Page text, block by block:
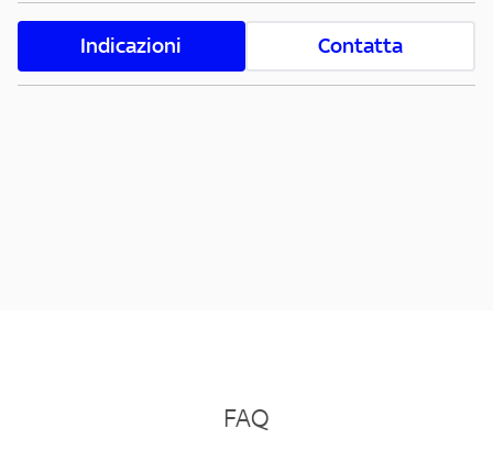
Indicazioni Contatta
FAQ